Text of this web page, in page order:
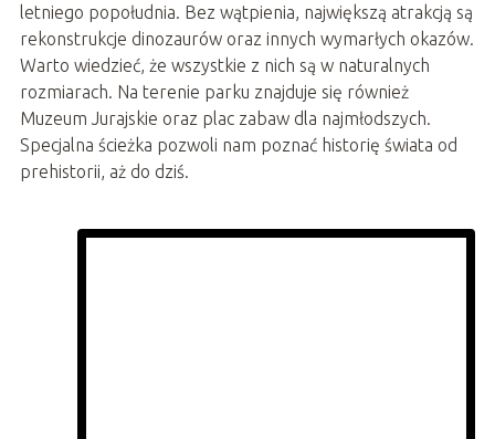
letniego popołudnia. Bez wątpienia, największą atrakcją są
rekonstrukcje dinozaurów oraz innych wymarłych okazów.
Warto wiedzieć, że wszystkie z nich są w naturalnych
rozmiarach. Na terenie parku znajduje się również
Muzeum Jurajskie oraz plac zabaw dla najmłodszych.
Specjalna ścieżka pozwoli nam poznać historię świata od
prehistorii, aż do dziś.